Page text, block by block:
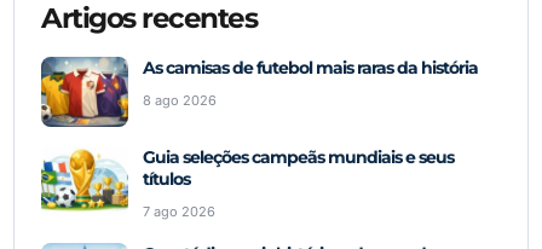
Artigos recentes
As camisas de futebol mais raras da história
8 ago 2026
Guia seleções campeãs mundiais e seus
títulos
7 ago 2026